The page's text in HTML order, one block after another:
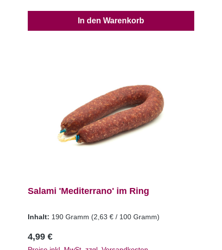
In den Warenkorb
Salami 'Mediterrano' im Ring
Inhalt: 190 Gramm (2,63 € / 100 Gramm)
4,99 €